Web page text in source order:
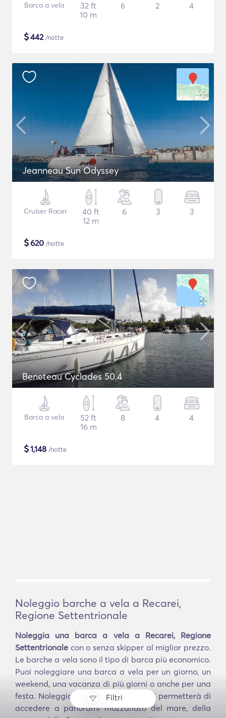
Filtri
Barca a vela
32 ft
10 m
6 2 4
$442/notte
Jeanneau Sun Odyssey
Cruiser Racer
40 ft
12 m
6 3 3
$620 /notte
Beneteau Cyclades 50.4
Barca a vela
52 ft
16 m
8 4 4
$1,148 /notte
Noleggio barche a vela a Recarei,
Regione Settentrionale
Noleggia una barca a vela a Recarei, Regione
Settentrionale con o senza skipper al miglior prezzo.
Le barche a vela sono il tipo di barca più economico.
Puoi noleggiare una barca a vela per un giorno, un
weekend, una vacanza di più giorni o anche per una
festa. Noleggiare una barca a vela ti permetterà di
accedere a panorami mozzafiato del mare, della